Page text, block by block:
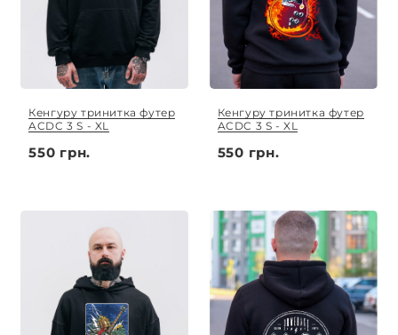
Кенгуру тринитка футер
ACDC 3 S - XL
550 грн.
Кенгуру тринитка футер
ACDC 3 S - XL
550 грн.